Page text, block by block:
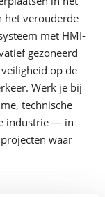
het verouderde
met HMI-
gezoneerd
op de
Werk je bij
technische
industrie — in
waar